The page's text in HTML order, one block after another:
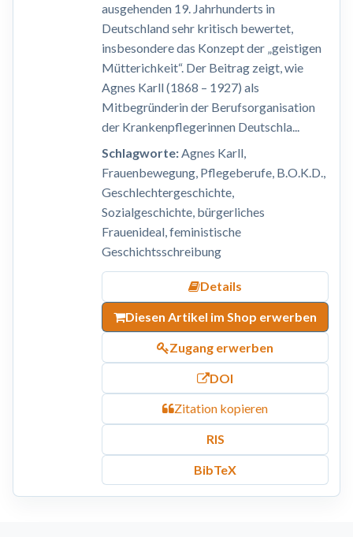
ausgehenden 19. Jahrhunderts in
Deutschland sehr kritisch bewertet,
insbesondere das Konzept der „geistigen
Mütterichkeit“. Der Beitrag zeigt, wie
Agnes Karll (1868 – 1927) als
Mitbegründerin der Berufsorganisation
der Krankenpflegerinnen Deutschla...
Schlagworte:Agnes Karll,
Frauenbewegung, Pflegeberufe, B.O.K.D.,
Geschlechtergeschichte,
Sozialgeschichte, bürgerliches
Frauenideal, feministische
Geschichtsschreibung
Details
Diesen Artikel im Shop erwerben
Zugang erwerben
DOI
Zitation kopieren
RIS
BibTeX